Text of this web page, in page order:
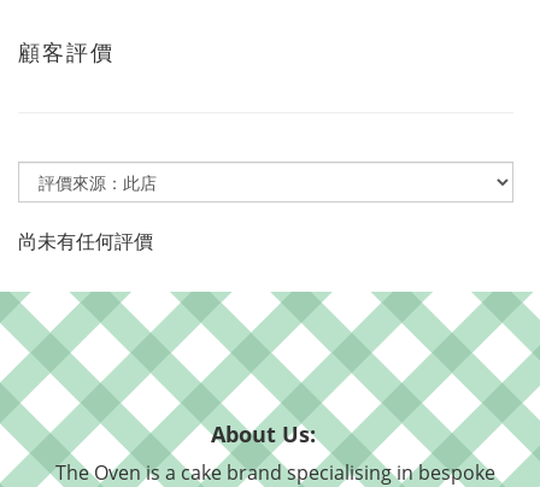
顧客評價
尚未有任何評價
About Us:
The Oven is a cake brand specialising in bespoke